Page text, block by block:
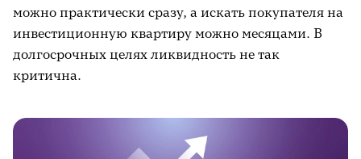
можно практически сразу, а искать покупателя на
инвестиционную квартиру можно месяцами. В
долгосрочных целях ликвидность не так
критична.